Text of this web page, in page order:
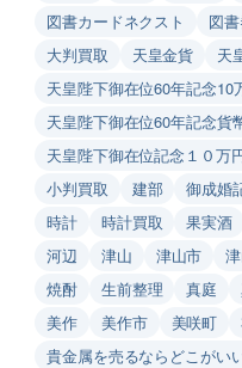
図書カードネクスト
図
大判買取
天皇金貨
天
天皇陛下御在位60年記念
天皇陛下御在位60年記念貨
天皇陛下御在位記念１０万
小判買取
建部 御成婚
時計
時計買取 果実酒
河辺
津山 津山市
焼酎
生前整理 真庭
美作
美作市 美咲町
貴金属を売るならどこがい